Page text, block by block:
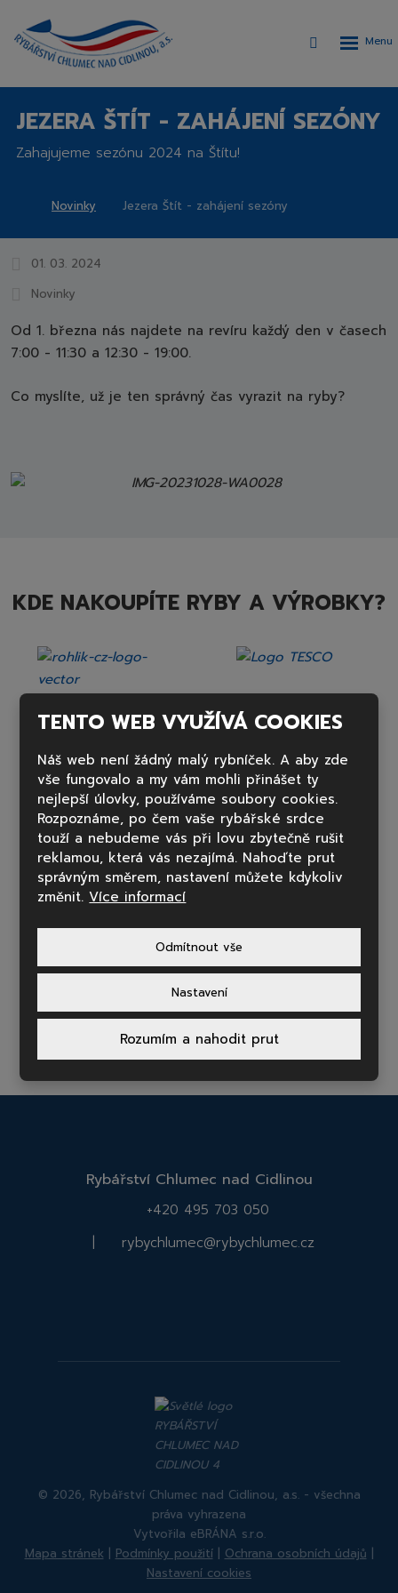
Vyhledávání
JEZERA ŠTÍT - ZAHÁJENÍ SEZÓNY
Zahajujeme sezónu 2024 na Štítu!
Chlumec
nad
a.s.
Novinky Jezera Štít - zahájení sezóny
01. 03. 2024
Novinky
Od 1. března nás najdete na revíru každý den v časech
7:00 - 11:30 a 12:30 - 19:00.
Co myslíte, už je ten správný čas vyrazit na ryby?
KDE NAKOUPÍTE RYBY A VÝROBKY?
DALŠÍ PRODEJNÍ MÍSTA
Rybářství Chlumec nad Cidlinou
+420 495 703 050
|
rybychlumec@rybychlumec.cz
Rybářství
nad
Cidlinou
Rybářství
nad
Cidlinou
© 2026, Rybářství Chlumec nad Cidlinou, a.s. - všechna
práva vyhrazena
Vytvořila eBRÁNA s.r.o.
Mapa stránek | Podmínky použití | Ochrana osobních údajů |
Nastavení cookies
TENTO WEB VYUŽÍVÁ COOKIES
Náš web není žádný malý rybníček. A aby zde
vše fungovalo a my vám mohli přinášet ty
nejlepší úlovky, používáme soubory cookies.
Rozpoznáme, po čem vaše rybářské srdce
touží a nebudeme vás při lovu zbytečně rušit
reklamou, která vás nezajímá. Nahoďte prut
správným směrem, nastavení můžete kdykoliv
změnit.Více informací
Odmítnout vše
Nastavení
Rozumím a nahodit prut